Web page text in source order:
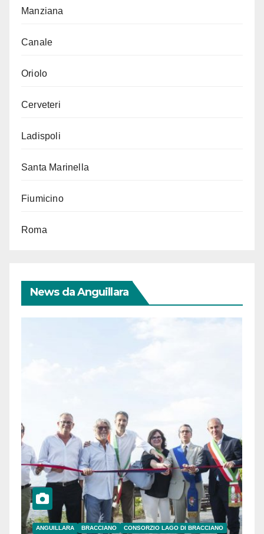
Manziana
Canale
Oriolo
Cerveteri
Ladispoli
Santa Marinella
Fiumicino
Roma
News da Anguillara
ANGUILLARA BRACCIANO
CONSORZIO LAGO DI BRACCIANO